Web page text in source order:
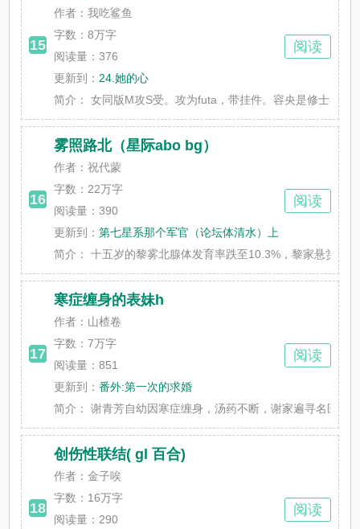
15
作者：我吃鲨鱼
字数：8万字
阅读量：376
更新到： 24.她的心
简介：
女同版M攻S受。攻为futa，带挂件。容央是修士界
阅读
16
雾照路北（星际abo bg）
作者：祝代蒙
字数： 22万字
阅读量：390
更新到：第七星系那个军官（论坛体清水）上
简介：
十五岁的黎雾北腺体发育率跌至10.3%，黎家悬赏一
阅读
17
寒症缠身的表妹h
作者：山楂卷
字数：7万字
阅读量：851
更新到：番外:第一次的求婚
简介：
谢青芳自幼因寒症缠身，汤药不断，谢家遍寻名医不
阅读
18
创伤性联结( gl 百合)
作者：金子唉
字数： 16万字
阅读量：290
阅读